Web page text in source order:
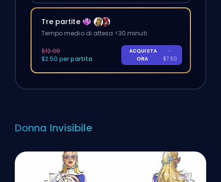
Tre partite
Tempo medio di attesa <30 minuti
$12.00
$2.50 per partita
ACQUISTA
ORA
-
$7.50
Donna Invisibile